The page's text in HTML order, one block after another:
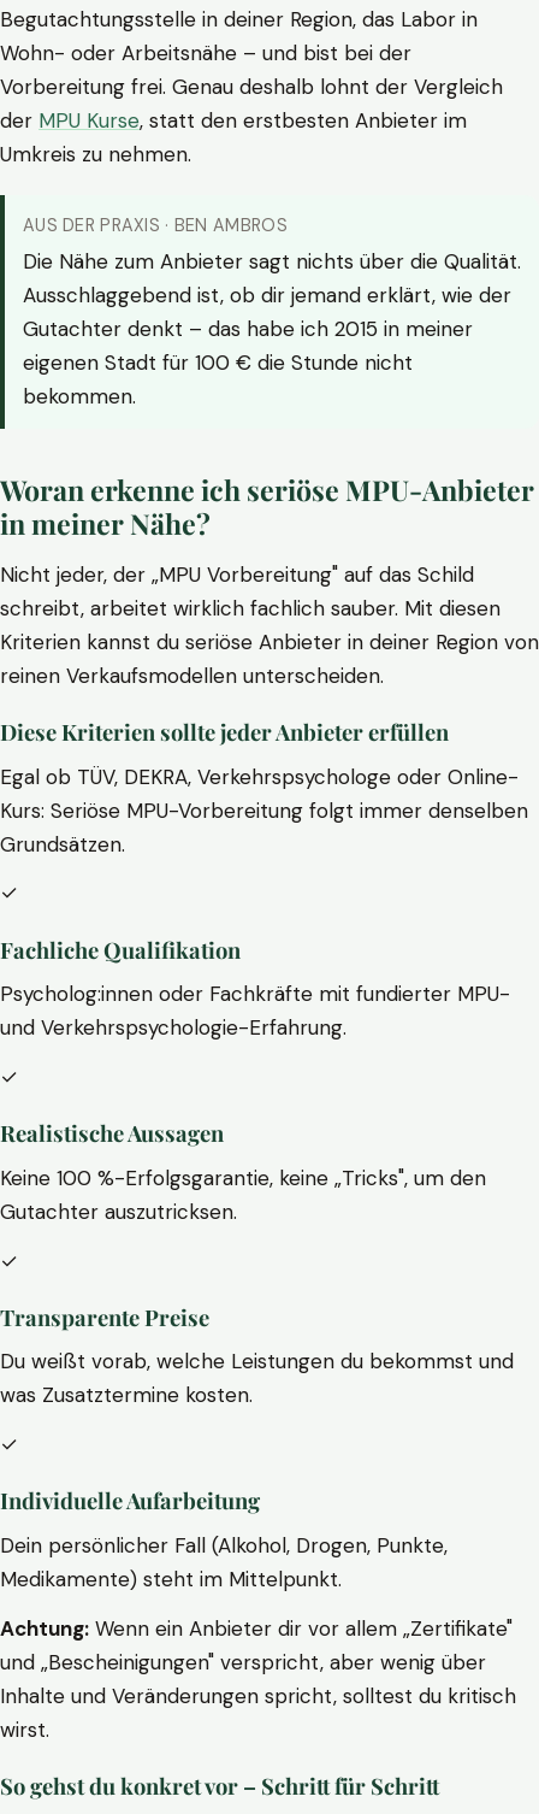
Begutachtungsstelle in deiner Region, das Labor in
Wohn- oder Arbeitsnähe – und bist bei der
Vorbereitung frei. Genau deshalb lohnt der Vergleich
der MPU Kurse, statt den erstbesten Anbieter im
Umkreis zu nehmen.
AUS DER PRAXIS · BEN AMBROS
Die Nähe zum Anbieter sagt nichts über die Qualität.
Ausschlaggebend ist, ob dir jemand erklärt, wie der
Gutachter denkt – das habe ich 2015 in meiner
eigenen Stadt für 100 € die Stunde nicht
bekommen.
Woran erkenne ich seriöse MPU-Anbieter
in meiner Nähe?
Nicht jeder, der „MPU Vorbereitung" auf das Schild
schreibt, arbeitet wirklich fachlich sauber. Mit diesen
Kriterien kannst du seriöse Anbieter in deiner Region von
reinen Verkaufsmodellen unterscheiden.
Diese Kriterien sollte jeder Anbieter erfüllen
Egal ob TÜV, DEKRA, Verkehrspsychologe oder Online-
Kurs: Seriöse MPU-Vorbereitung folgt immer denselben
Grundsätzen.
✓
Fachliche Qualifikation
Psycholog:innen oder Fachkräfte mit fundierter MPU-
und Verkehrspsychologie-Erfahrung.
✓
Realistische Aussagen
Keine 100 %-Erfolgsgarantie, keine „Tricks", um den
Gutachter auszutricksen.
✓
Transparente Preise
Du weißt vorab, welche Leistungen du bekommst und
was Zusatztermine kosten.
✓
Individuelle Aufarbeitung
Dein persönlicher Fall (Alkohol, Drogen, Punkte,
Medikamente) steht im Mittelpunkt.
Achtung: Wenn ein Anbieter dir vor allem „Zertifikate"
und „Bescheinigungen" verspricht, aber wenig über
Inhalte und Veränderungen spricht, solltest du kritisch
wirst.
So gehst du konkret vor – Schritt für Schritt